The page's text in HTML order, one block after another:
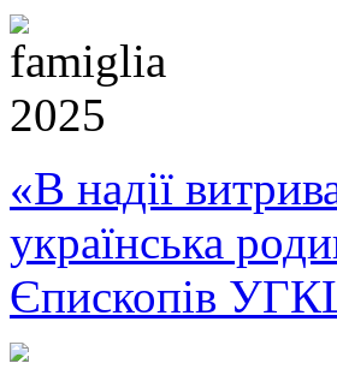
«В надії
українська
Єпископів